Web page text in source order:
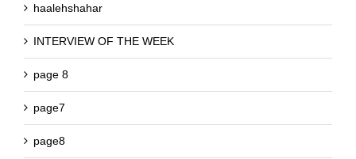
haalehshahar
INTERVIEW OF THE WEEK
page 8
page7
page8